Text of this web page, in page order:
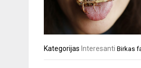
Kategorijas Interesanti Birkas